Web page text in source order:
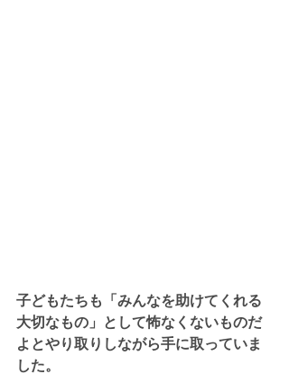
子どもたちも「みんなを助けてくれる
大切なもの」として怖なくないものだ
よとやり取りしながら手に取っていま
した。